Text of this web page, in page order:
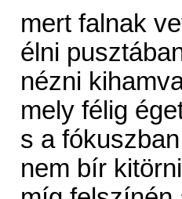
mert falnak
élni
nézni
mely félig
s a
nem bír